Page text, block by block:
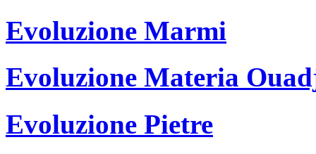
Evoluzione Marmi
Evoluzione Materia
Evoluzione Pietre